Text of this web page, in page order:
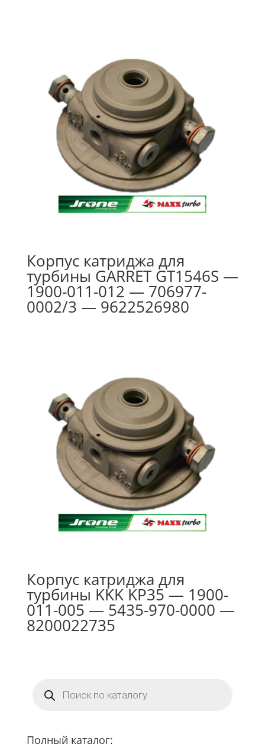
Корпус катриджа для
турбины GARRET GT1546S —
1900-011-012 — 706977-
0002/3 — 9622526980
Корпус катриджа для
турбины KKK KP35 — 1900-
011-005 — 5435-970-0000 —
8200022735
товаров
Полный каталог: